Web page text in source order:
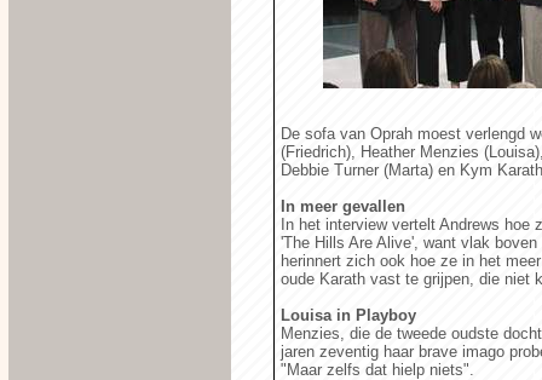
De sofa van Oprah moest verlengd
(Friedrich), Heather Menzies
Debbie Turner (Marta) en Kym
In meer gevallen
In het interview vertelt Andrews hoe
'The Hills Are Alive', want vlak
herinnert zich ook hoe ze in het
oude Karath vast te grijpen, die niet
Louisa in Playboy
Menzies, die de tweede oudste
jaren zeventig haar brave imago
"Maar zelfs dat hielp niets".